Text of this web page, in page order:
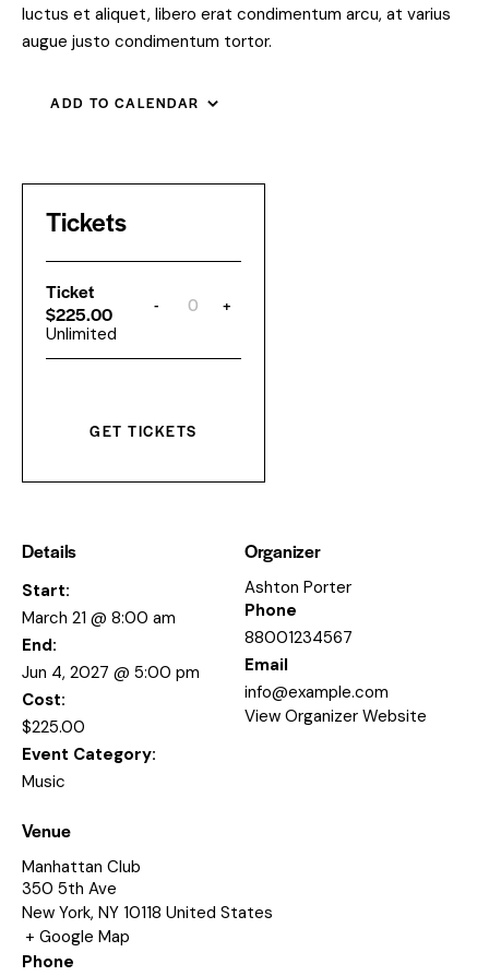
luctus et aliquet, libero erat condimentum arcu, at varius
augue justo condimentum tortor.
ADD TO CALENDAR
Tickets
Ticket
$225.00
Unlimited
- Q
n
y
+
GET TICKETS
Details
Start:
March 21 @ 8:00 am
End:
Jun 4, 2027 @ 5:00 pm
Cost:
$225.00
Event Category:
Music
Organizer
Ashton Porter
Phone
88001234567
Email
info@example.com
View Organizer Website
Venue
Manhattan Club
350 5th Ave
New York, NY 10118 United States
+ Google Map
Phone